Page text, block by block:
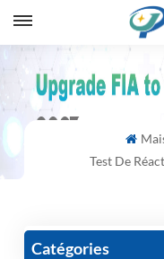
Test De
Catégories